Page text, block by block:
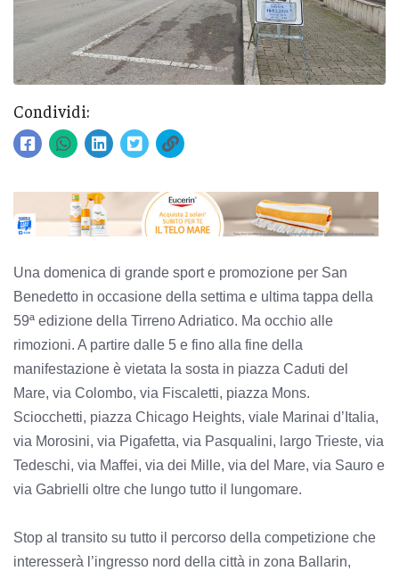
Condividi:
Una domenica di grande sport e promozione per San
Benedetto in occasione della settima e ultima tappa della
59ª edizione della Tirreno Adriatico. Ma occhio alle
rimozioni. A partire dalle 5 e fino alla fine della
manifestazione è vietata la sosta in piazza Caduti del
Mare, via Colombo, via Fiscaletti, piazza Mons.
Sciocchetti, piazza Chicago Heights, viale Marinai d’Italia,
via Morosini, via Pigafetta, via Pasqualini, largo Trieste, via
Tedeschi, via Maffei, via dei Mille, via del Mare, via Sauro e
via Gabrielli oltre che lungo tutto il lungomare.
Stop al transito su tutto il percorso della competizione che
interesserà l’ingresso nord della città in zona Ballarin,